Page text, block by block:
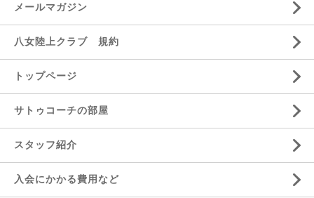
メールマガジン
八女陸上クラブ 規約
トップページ
サトゥコーチの部屋
スタッフ紹介
入会にかかる費用など